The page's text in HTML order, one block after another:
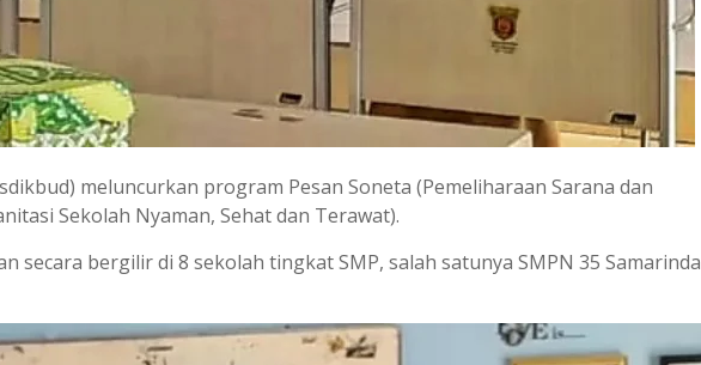
meluncurkan program Pesan Soneta (Pemeliharaan Sarana dan
Sekolah Nyaman, Sehat dan Terawat).
secara bergilir di 8 sekolah tingkat SMP, salah satunya SMPN 35 Samarinda